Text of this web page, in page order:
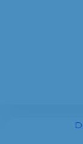
maintenant
rencontres
L’UNIIC
grand
graphique,
numérique
multicanal